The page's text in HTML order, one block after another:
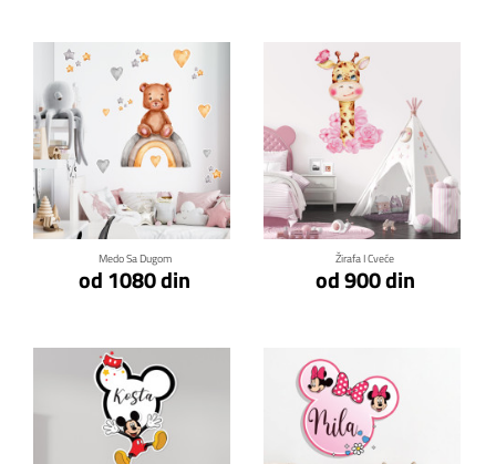
Medo Sa Dugom
od 1080 din
Klikni za detalje
Žirafa I Cveće
od 900 din
Klikni za detalje